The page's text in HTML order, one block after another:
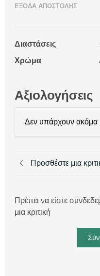
ΈΞΟΔΑ ΑΠΟΣΤΟΛΉΣ
Διαστάσεις
Χρώμα
Αξιολογήσεις
Δεν υπάρχουν ακόμα
Προσθέστε μια
Πρέπει να είστε
μια κριτική